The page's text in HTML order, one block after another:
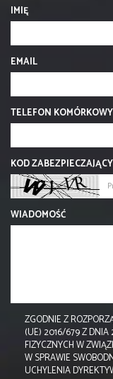
IMIĘ
EMAIL
TELEFON KOMÓRKOWY
KOD ZABEZPIECZAJĄCY
WIADOMOŚĆ
ZGODNIE Z
(UE) 2016/679 Z DNIA
FIZYCZNYCH W
W SPRAWIE
UCHYLENIA